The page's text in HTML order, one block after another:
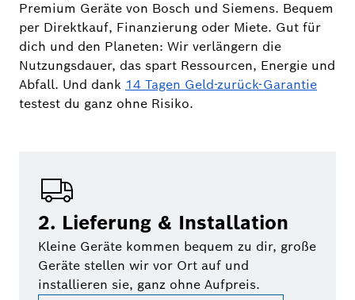
Premium Geräte von Bosch und Siemens. Bequem
per Direktkauf, Finanzierung oder Miete. Gut für
dich und den Planeten: Wir verlängern die
Nutzungsdauer, das spart Ressourcen, Energie und
Abfall. Und dank 14 Tagen Geld-zurück-Garantie
testest du ganz ohne Risiko.
2. Lieferung & Installation
Kleine Geräte kommen bequem zu dir, große
Geräte stellen wir vor Ort auf und
installieren sie, ganz ohne Aufpreis.